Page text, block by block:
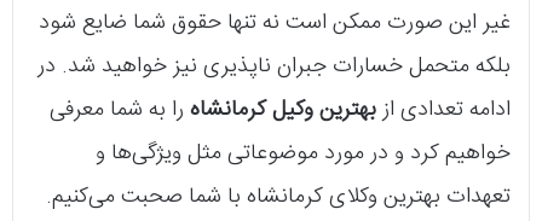
غیر این صورت ممکن است نه تنها حقوق شما ضایع شود
بلکه متحمل خسارات جبران ناپذیری نیز خواهید شد. در
ادامه تعدادی ازبهترین وکیل کرمانشاه را به شما معرفی
خواهیم کرد و در مورد موضوعاتی مثل ویژگی‌ها و
تعهدات بهترین وکلای کرمانشاه با شما صحبت می‌کنیم.